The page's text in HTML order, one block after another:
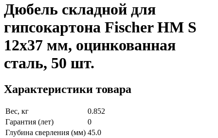
Дюбель складной для
гипсокартона Fischer HM S
12x37 мм, оцинкованная
сталь, 50 шт.
Характеристики товара
Вес, кг
0.852
Гарантия (лет)
0
Глубина сверления (мм) 45.0